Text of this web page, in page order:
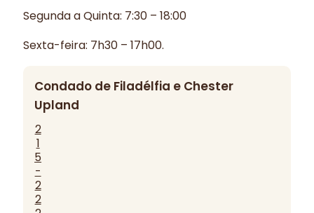
Segunda a Quinta: 7:30 – 18:00
Sexta-feira: 7h30 – 17h00.
Condado de Filadélfia e Chester
Upland
2
1
5
-
2
2